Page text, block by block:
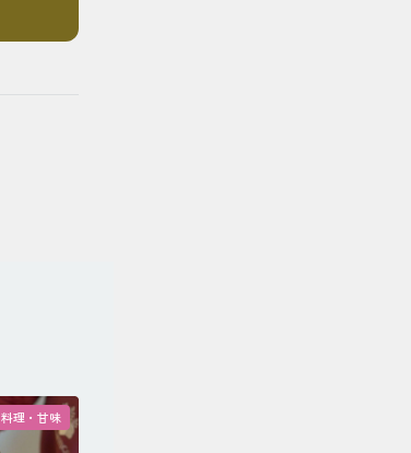
料理・甘味